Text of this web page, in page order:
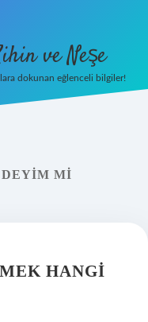
ve Neşe
dokunan eğlenceli bilgiler!
MI
HANGI